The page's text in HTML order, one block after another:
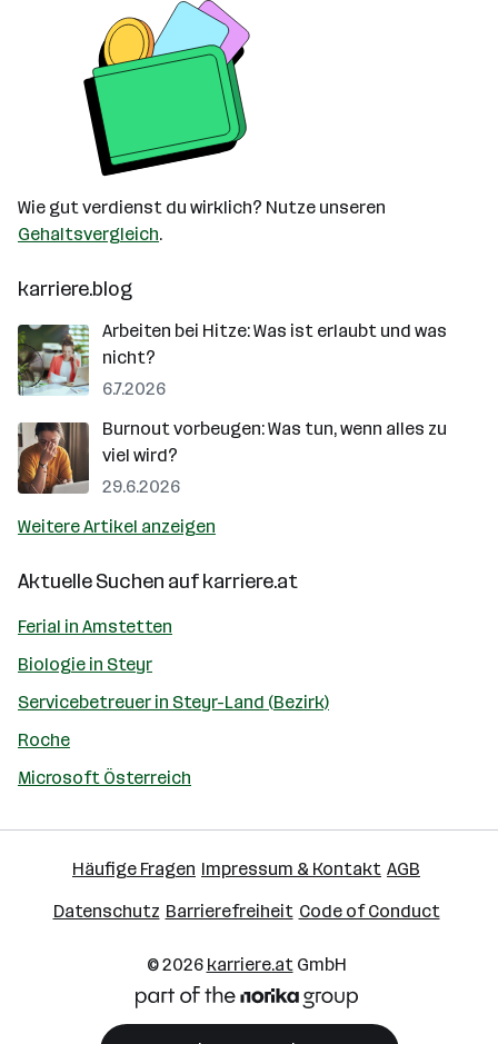
Wie gut verdienst du wirklich? Nutze unseren
Gehaltsvergleich.
karriere.blog
Arbeiten bei Hitze: Was ist erlaubt und was
nicht?
6.7.2026
Burnout vorbeugen: Was tun, wenn alles zu
viel wird?
29.6.2026
Weitere Artikel anzeigen
Aktuelle Suchen aufkarriere.at
Ferial in Amstetten
Biologie in Steyr
Servicebetreuer in Steyr-Land (Bezirk)
Roche
Microsoft Österreich
Häufige Fragen Impressum & Kontakt AGB
Datenschutz Barrierefreiheit Code of Conduct
© 2026 karriere.atGmbH